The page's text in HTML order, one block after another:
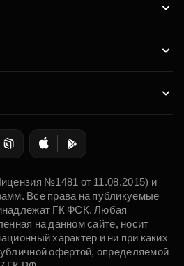
№1481 от 11.08.2015) и
Все права на публикуемые
ГК ФСК. Любая
на данном сайте, носит
характер и ни при каких
офертой, определяемой